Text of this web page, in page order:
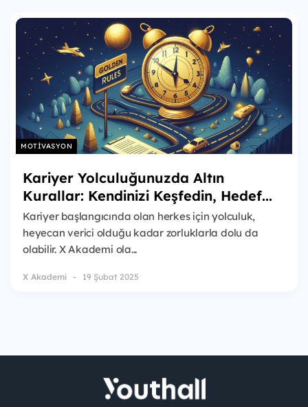
MOTIVASYON
Kariyer Yolculuğunuzda Altın
Kurallar: Kendinizi Keşfedin, Hedef...
Kariyer başlangıcında olan herkes için yolculuk,
heyecan verici olduğu kadar zorluklarla dolu da
olabilir. X Akademi ola...
X Akademi 19 Şubat 2025